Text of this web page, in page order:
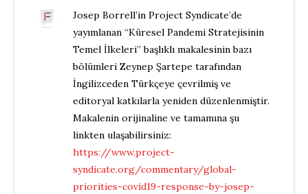
Josep Borrell’in Project Syndicate’de
yayımlanan “Küresel Pandemi Stratejisinin
Temel İlkeleri” başlıklı makalesinin bazı
bölümleri Zeynep Şartepe tarafından
İngilizceden Türkçeye çevrilmiş ve
editoryal katkılarla yeniden düzenlenmiştir.
Makalenin orijinaline ve tamamına şu
linkten ulaşabilirsiniz:
https://www.project-
syndicate.org/commentary/global-
priorities-covid19-response-by-josep-